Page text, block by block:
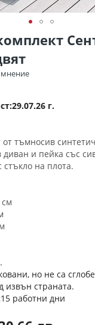
29.07.26 г.
от тъмносив
диван и пейка със
на плота.
но не са
извън страната.
15 работни дни